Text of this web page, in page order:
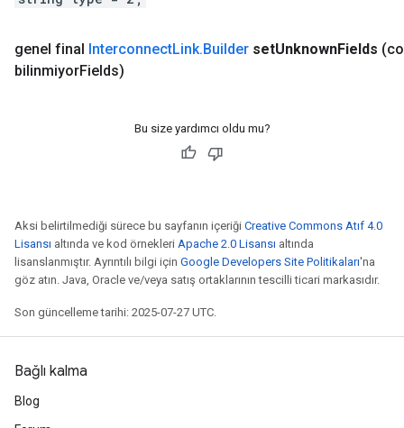
genel final InterconnectLink.Builder setUnknownFields
bilinmiyorFields)
Bu size yardımcı oldu mu?
Aksi belirtilmediği sürece bu sayfanın içeriği Creative Commons Atıf 4.0
Lisansı altında ve kod örnekleri Apache 2.0 Lisansı altında
lisanslanmıştır. Ayrıntılı bilgi için Google Developers Site Politikaları'na
göz atın. Java, Oracle ve/veya satış ortaklarının tescilli ticari markasıdır.
Son güncelleme tarihi: 2025-07-27 UTC.
Bağlı kalma
Blog